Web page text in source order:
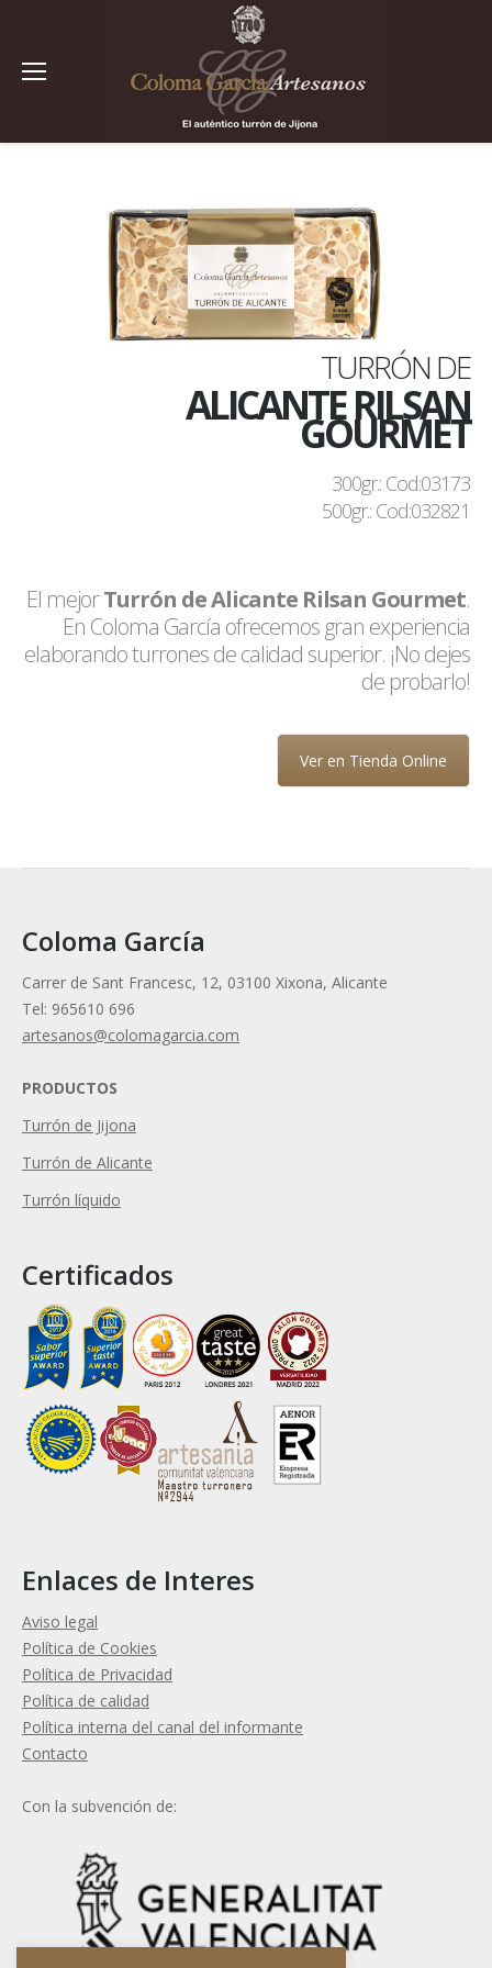
TURRÓN DE
ALICANTE RILSAN
GOURMET
300gr.: Cod:03173
500gr.: Cod:032821
El mejorTurrón de Alicante Rilsan Gourmet.
En Coloma García ofrecemos gran experiencia
elaborando turrones de calidad superior. ¡No dejes
de probarlo!
Ver en Tienda Online
Coloma García
Carrer de Sant Francesc, 12, 03100 Xixona, Alicante
Tel: 965610 696
artesanos@colomagarcia.com
PRODUCTOS
Turrón de Jijona
Turrón de Alicante
Turrón líquido
Certificados
Enlaces de Interes
Aviso legal
Política de Cookies
Política de Privacidad
Política de calidad
Política interna del canal del informante
Contacto
Con la subvención de: